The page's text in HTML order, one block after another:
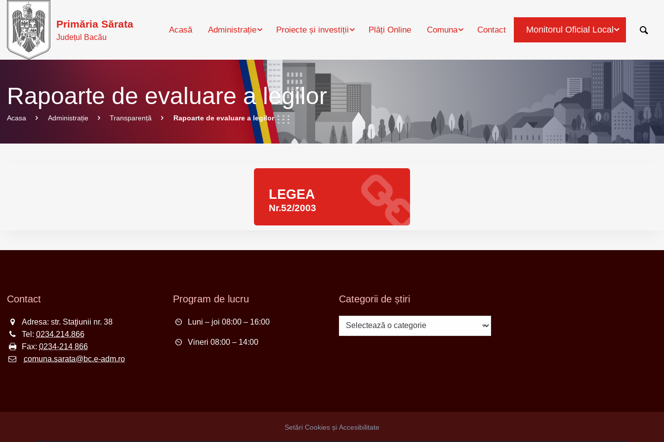
Primăria Sărata
Județul Bacău
Acasă Administrație Proiecte și investiții Plăți Online Comuna Contact Monitorul Oficial Local
Rapoarte de evaluare a legilor
Acasa Administrație Transparență Rapoarte de evaluare a legilor
LEGEA
Nr.52/2003
Contact
Adresa: str. Staţiunii nr. 38
Tel: 0234.214.866
Fax: 0234-214 866
comuna.sarata@bc.e-adm.ro
Program de lucru
Luni – joi 08:00 – 16:00
Vineri 08:00 – 14:00
Categorii de știri
Categorii
de
Setări Cookies și Accesibilitate